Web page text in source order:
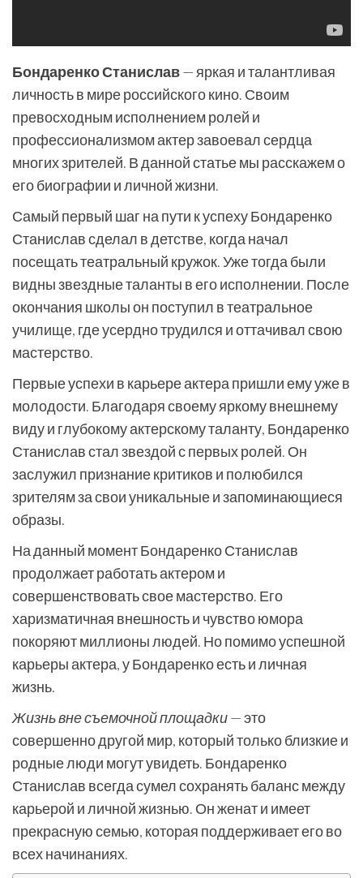
Бондаренко Станислав— яркая и талантливая
личность в мире российского кино. Своим
превосходным исполнением ролей и
профессионализмом актер завоевал сердца
многих зрителей. В данной статье мы расскажем о
его биографии и личной жизни.
Самый первый шаг на пути к успеху Бондаренко
Станислав сделал в детстве, когда начал
посещать театральный кружок. Уже тогда были
видны звездные таланты в его исполнении. После
окончания школы он поступил в театральное
училище, где усердно трудился и оттачивал свою
мастерство.
Первые успехи в карьере актера пришли ему уже в
молодости. Благодаря своему яркому внешнему
виду и глубокому актерскому таланту, Бондаренко
Станислав стал звездой с первых ролей. Он
заслужил признание критиков и полюбился
зрителям за свои уникальные и запоминающиеся
образы.
На данный момент Бондаренко Станислав
продолжает работать актером и
совершенствовать свое мастерство. Его
харизматичная внешность и чувство юмора
покоряют миллионы людей. Но помимо успешной
карьеры актера, у Бондаренко есть и личная
жизнь.
Жизнь вне съемочной площадки— это
совершенно другой мир, который только близкие и
родные люди могут увидеть. Бондаренко
Станислав всегда сумел сохранять баланс между
карьерой и личной жизнью. Он женат и имеет
прекрасную семью, которая поддерживает его во
всех начинаниях.